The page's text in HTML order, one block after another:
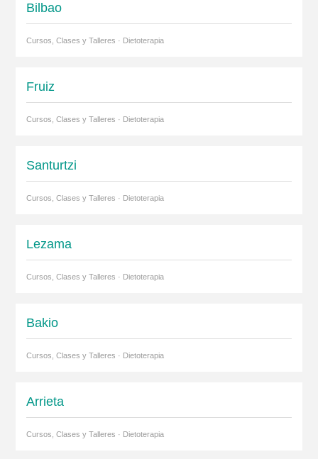
Bilbao
Cursos, Clases y Talleres · Dietoterapia
Fruiz
Cursos, Clases y Talleres · Dietoterapia
Santurtzi
Cursos, Clases y Talleres · Dietoterapia
Lezama
Cursos, Clases y Talleres · Dietoterapia
Bakio
Cursos, Clases y Talleres · Dietoterapia
Arrieta
Cursos, Clases y Talleres · Dietoterapia